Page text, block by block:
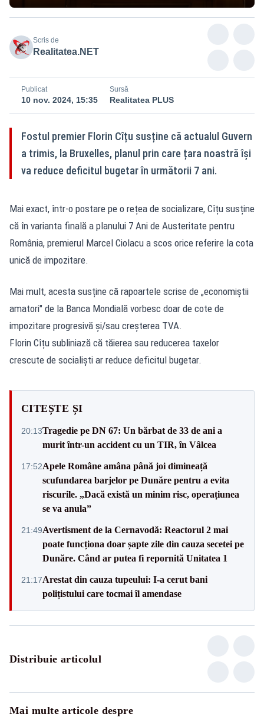
Scris de
Realitatea.NET
Publicat
10 nov. 2024, 15:35
Sursă
Realitatea PLUS
Fostul premier Florin Cîțu susține că actualul Guvern
a trimis, la Bruxelles, planul prin care țara noastră își
va reduce deficitul bugetar în următorii 7 ani.
Mai exact, într-o postare pe o rețea de socializare, Cîțu susține
că în varianta finală a planului 7 Ani de Austeritate pentru
România, premierul Marcel Ciolacu a scos orice referire la cota
unică de impozitare.
Mai mult, acesta susține că rapoartele scrise de „economiștii
amatori" de la Banca Mondială vorbesc doar de cote de
impozitare progresivă și/sau creșterea TVA.
Florin Cîțu subliniază că tăierea sau reducerea taxelor
crescute de socialiști ar reduce deficitul bugetar.
CITEȘTE ȘI
20:13Tragedie pe DN 67: Un bărbat de 33 de ani a
murit într-un accident cu un TIR, în Vâlcea
17:52Apele Române amâna până joi dimineață
scufundarea barjelor pe Dunăre pentru a evita
riscurile. „Dacă există un minim risc, operațiunea
se va anula”
21:49Avertisment de la Cernavodă: Reactorul 2 mai
poate funcționa doar șapte zile din cauza secetei pe
Dunăre. Când ar putea fi repornită Unitatea 1
21:17Arestat din cauza tupeului: I-a cerut bani
polițistului care tocmai îl amendase
Distribuie articolul
Mai multe articole despre